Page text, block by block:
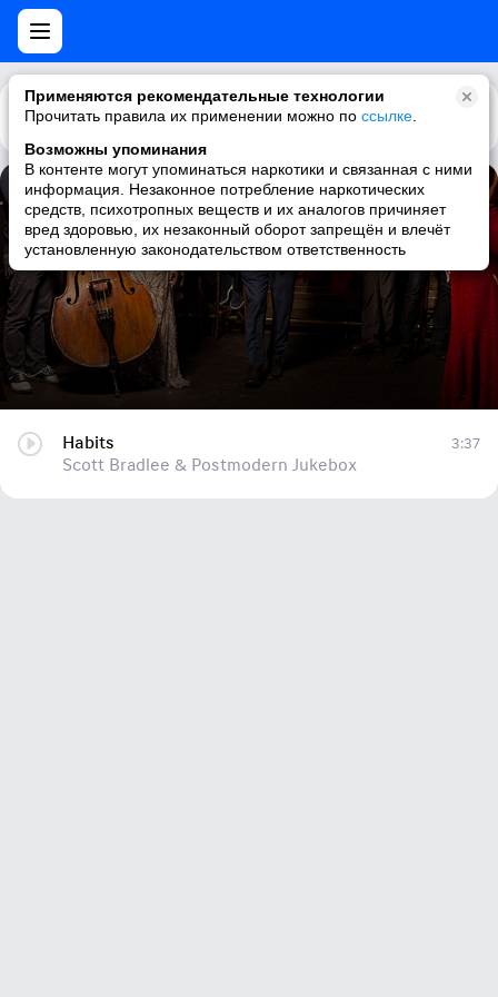
Применяются рекомендательные технологии
Прочитать правила их применении можно по ссылке
Возможны упоминания
В контенте могут упоминаться наркотики и связанная с ними
информация. Незаконное потребление наркотических
средств, психотропных веществ и их аналогов причиняет
вред здоровью, их незаконный оборот запрещён и влечёт
установленную законодательством ответственность
Каталог Рекомендации
Habits
Scott Bradlee & Postmodern Jukebox
Habits
Scott Bradlee & Postmodern Jukebox
3:37